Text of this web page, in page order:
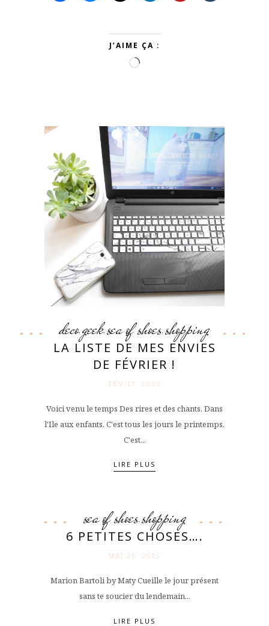
J’AIME ÇA :
Chargement…
deco, geek, sea of shoes, shopping
LA LISTE DE MES ENVIES
DE FÉVRIER !
FÉV 17. 2016
Voici venu le temps Des rires et des chants. Dans
l'Ile aux enfants. C'est tous les jours le printemps.
C'est...
LIRE PLUS
sea of shoes,shopping
6 PETITES CHOSES….
MAI 26. 2015
Marion Bartoli by Maty Cueille le jour présent
sans te soucier du lendemain...
LIRE PLUS